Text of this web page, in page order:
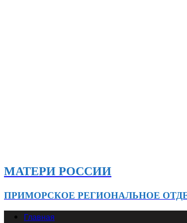
МАТЕРИ РОССИИ
ПРИМОРСКОЕ РЕГИОНАЛЬНОЕ
Главная